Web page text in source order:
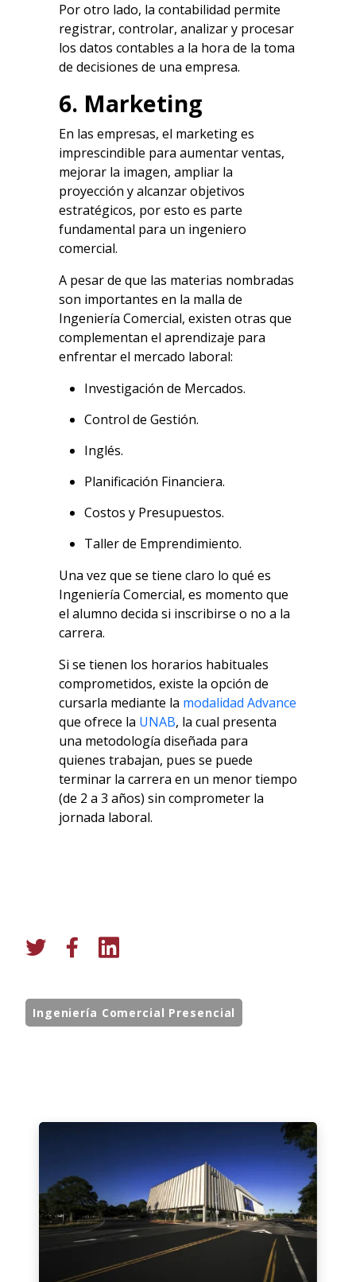
Por otro lado, la contabilidad permite
registrar, controlar, analizar y procesar
los datos contables a la hora de la toma
de decisiones de una empresa.
6. Marketing
En las empresas, el marketing es
imprescindible para aumentar ventas,
mejorar la imagen, ampliar la
proyección y alcanzar objetivos
estratégicos, por esto es parte
fundamental para un ingeniero
comercial.
A pesar de que las materias nombradas
son importantes en la malla de
Ingeniería Comercial, existen otras que
complementan el aprendizaje para
enfrentar el mercado laboral:
Investigación de Mercados.
Control de Gestión.
Inglés.
Planificación Financiera.
Costos y Presupuestos.
Taller de Emprendimiento.
Una vez que se tiene claro lo qué es
Ingeniería Comercial, es momento que
el alumno decida si inscribirse o no a la
carrera.
Si se tienen los horarios habituales
comprometidos, existe la opción de
cursarla mediante la modalidad Advance
que ofrece la UNAB, la cual presenta
una metodología diseñada para
quienes trabajan, pues se puede
terminar la carrera en un menor tiempo
(de 2 a 3 años) sin comprometer la
jornada laboral.
Ingeniería Comercial Presencial